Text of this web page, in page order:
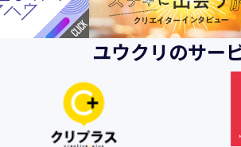
ユウクリのサー